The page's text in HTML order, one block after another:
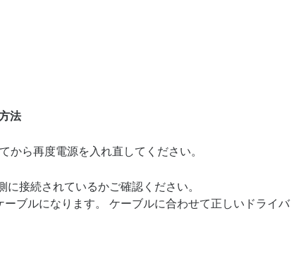
法
から再度電源を入れ直してください。
接続されているかご確認ください。
ブルになります。 ケーブルに合わせて正しいドライバ